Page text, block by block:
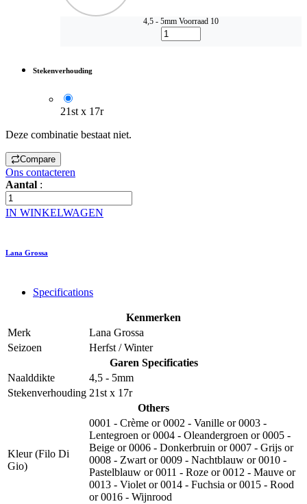
4,5 - 5mm Voorraad 10
Stekenverhouding
21st x 17r
Deze combinatie bestaat niet.
Compare
Ons contacteren
Aantal :
IN WINKELWAGEN
Lana Grossa
Specifications
Kenmerken
Merk
Lana Grossa
Seizoen
Herfst / Winter
Garen Specificaties
Naalddikte
4,5 - 5mm
Stekenverhouding 21st x 17r
Others
Kleur (Filo Di
Gio)
0001 - Crème or0002 - Vanille or0003 -
Lentegroen or0004 - Oleandergroen or0005 -
Beige or0006 - Donkerbruin or0007 - Grijs or
0008 - Zwart or0009 - Nachtblauw or0010 -
Pastelblauw or0011 - Roze or0012 - Mauve or
0013 - Violet or0014 - Fuchsia or0015 - Rood
or0016 - Wijnrood